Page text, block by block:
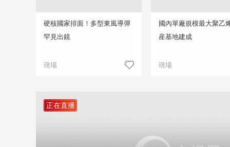
硬核國家排面！多型東風導彈
罕見出鏡
現場
國內單廠規模最大聚乙
産基地建成
現場
正在直播